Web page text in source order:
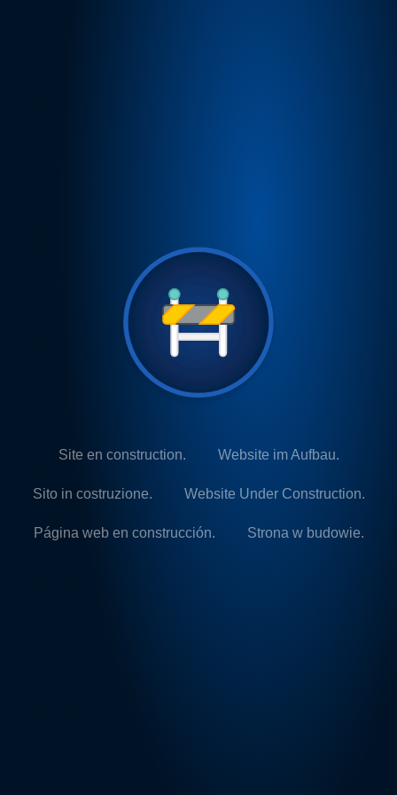
Site en construction. Website im Aufbau.
Sito in costruzione. Website Under Construction.
Página web en construcción. Strona w budowie.